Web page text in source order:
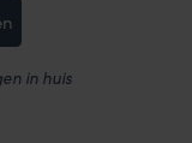
in huis